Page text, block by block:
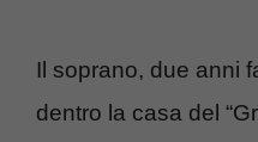
Il soprano, due anni
dentro la casa del